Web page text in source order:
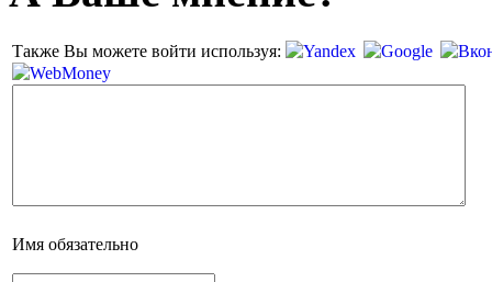
Также Вы можете войти используя:
Имя обязательно